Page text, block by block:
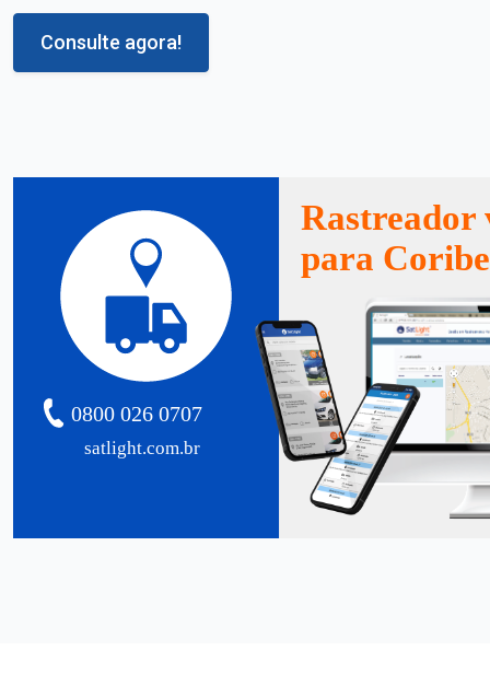
Consulte agora!
satlight.com.br
0800 026 0707
Rastreador
para Coribe